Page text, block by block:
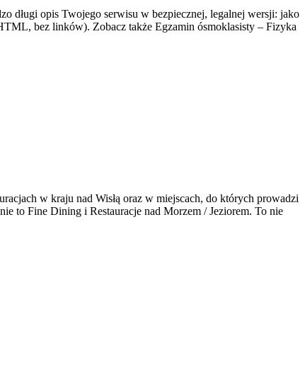
długi opis Twojego serwisu w bezpiecznej, legalnej wersji: jako
bez linków). Zobacz także Egzamin ósmoklasisty – Fizyka
w kraju nad Wisłą oraz w miejscach, do których prowadzi
to Fine Dining i Restauracje nad Morzem / Jeziorem. To nie